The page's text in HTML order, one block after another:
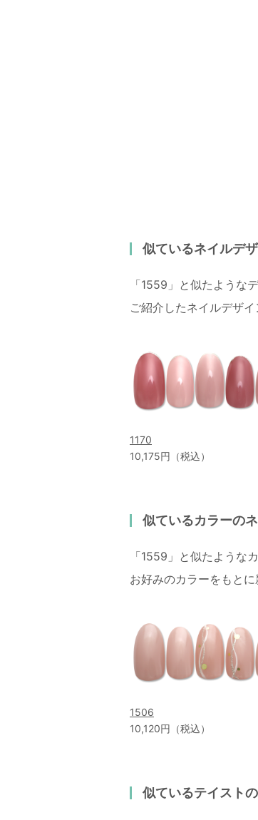
似ているネイルデ
「1559」と似たような
ご紹介したネイルデザ
1170
10,175円（税込）
似ているカラーの
「1559」と似たような
お好みのカラーをもとに
1506
10,120円（税込）
似ているテイスト